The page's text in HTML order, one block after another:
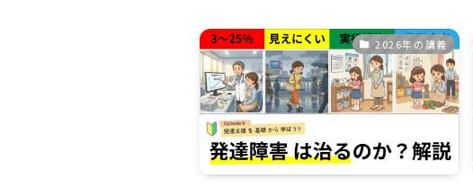
2026年の講義